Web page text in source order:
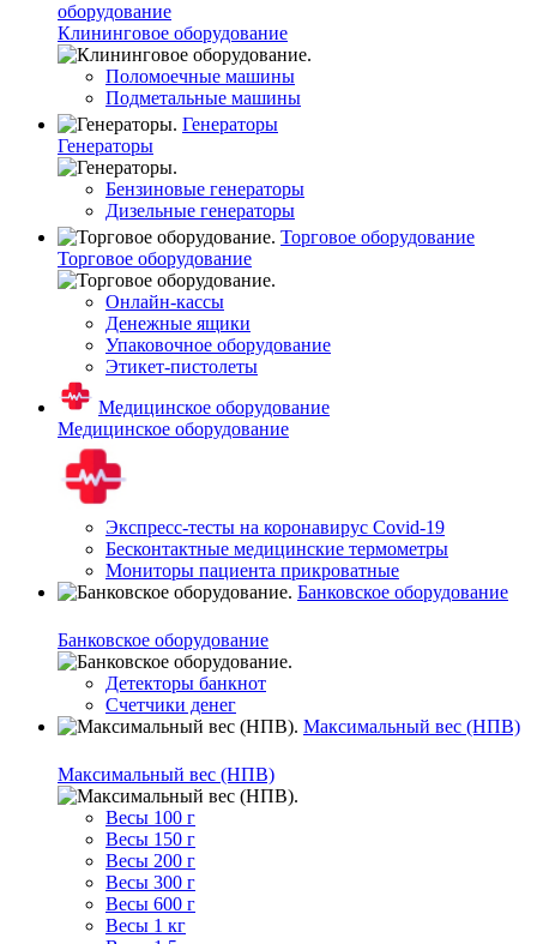
оборудование
Клининговое оборудование
Поломоечные машины
Подметальные машины
Генераторы
Генераторы
Бензиновые генераторы
Дизельные генераторы
Торговое оборудование
Торговое оборудование
Онлайн-кассы
Денежные ящики
Упаковочное оборудование
Этикет-пистолеты
Медицинское оборудование
Медицинское оборудование
Экспресс-тесты на коронавирус Covid-19
Бесконтактные медицинские термометры
Мониторы пациента прикроватные
Банковское оборудование
Банковское оборудование
Детекторы банкнот
Счетчики денег
Максимальный вес (НПВ)
Максимальный вес (НПВ)
Весы 100 г
Весы 150 г
Весы 200 г
Весы 300 г
Весы 600 г
Весы 1 кг